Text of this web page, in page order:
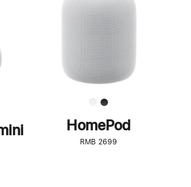
了
解
HomePod<
HomePod
RMB 2699